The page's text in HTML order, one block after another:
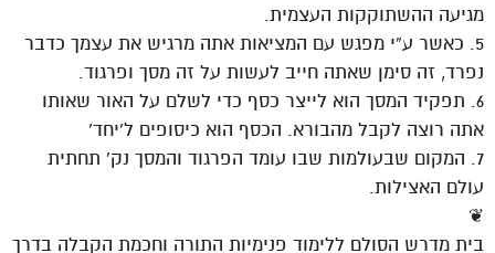
מגיעה ההשתוקקות העצמית.
5. כאשר ע”י מפגש עם המציאות אתה מרגיש את עצמך כדבר
נפרד, זה סימן שאתה חייב לעשות על זה מסך ופרגוד.
6. תפקיד המסך הוא לייצר כסף כדי לשלם על האור שאותו
אתה רוצה לקבל מהבורא. הכסף הוא כיסופים ל’יחד’
7. המקום שבעולמות שבו עומד הפרגוד והמסך נק’ תחתית
עולם האצילות.
❦
בית מדרש הסולם ללימוד פנימיות התורה וחכמת הקבלה בדרך